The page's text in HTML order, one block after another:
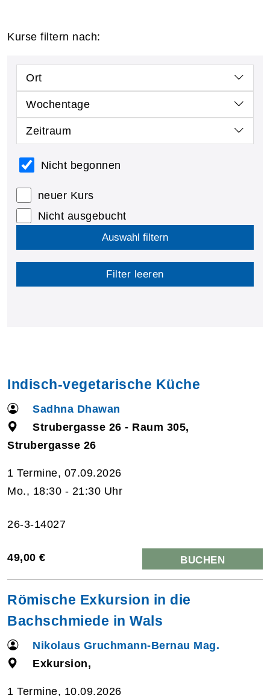
Kurse filtern nach:
Ort
Wochentage
Zeitraum
Nicht begonnen
neuer Kurs
Nicht ausgebucht
Auswahl filtern
Filter leeren
Indisch-vegetarische Küche
Sadhna Dhawan
Strubergasse 26 - Raum 305,
Strubergasse 26
1 Termine, 07.09.2026
Mo., 18:30 - 21:30 Uhr
26-3-14027
49,00 € BUCHEN
Römische Exkursion in die
Bachschmiede in Wals
Nikolaus Gruchmann-Bernau Mag.
Exkursion,
1 Termine, 10.09.2026